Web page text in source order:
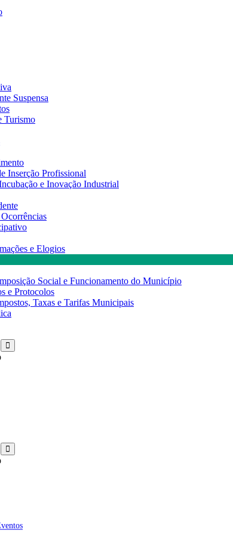
Suspensa
Turismo
Inserção Profissional
e Inovação Industrial
e Elogios
Social e Funcionamento do Município
e Protocolos
Taxas e Tarifas Municipais